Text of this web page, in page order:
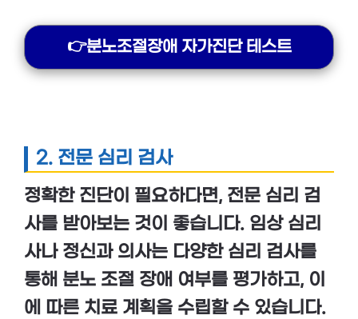
👉분노조절장애 자가진단 테스트
2. 전문 심리 검사
정확한 진단이 필요하다면, 전문 심리 검
사를 받아보는 것이 좋습니다. 임상 심리
사나 정신과 의사는 다양한 심리 검사를
통해 분노 조절 장애 여부를 평가하고, 이
에 따른 치료 계획을 수립할 수 있습니다.